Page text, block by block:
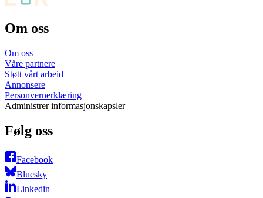
Om oss
Om oss
Våre partnere
Støtt vårt arbeid
Annonsere
Personvernerklæring
Administrer informasjonskapsler
Følg oss
Facebook
Bluesky
Linkedin